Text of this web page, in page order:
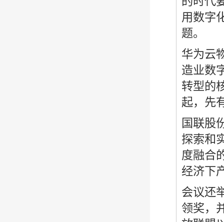
用数字
题。
华为云
造业数
转型的
起，先
国联股
探索和
度融合
经济下
会议还
领奖，